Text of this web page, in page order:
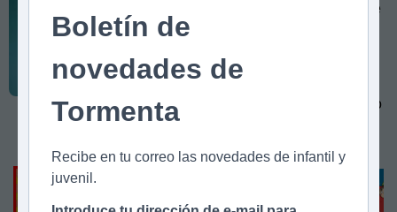
Boletín de
novedades de
Tormenta
Recibe en tu correo las novedades de infantil y
juvenil.
dedicarse a la ilustración. Ahora que
es su trabajo a tiempo completo,
disfruta creando personajes
divertidos y que reflejen su
personalidad. Trabaja
pero buscando siempre un resultado
que recuerde al dibujo